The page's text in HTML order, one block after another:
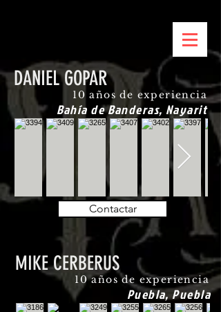
DANIEL GOPAR
10 años de experiencia
Bahía de Banderas, Nayarit
Contactar
MIKE CERBERUS
10 años de experiencia
Puebla, Puebla